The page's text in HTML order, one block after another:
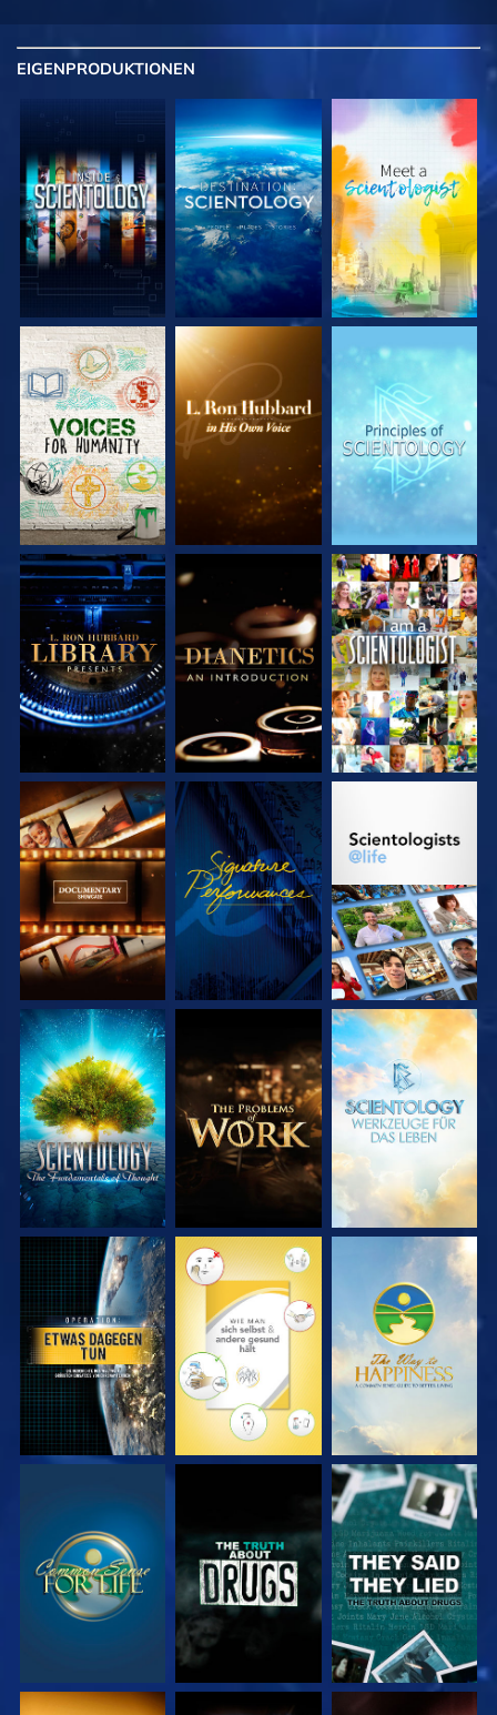
EIGENPRODUKTIONEN
SERIE
ENTDECKEN
SERIE
ENTDECKEN
SERIE
ENTDECKEN
SERIE
ENTDECKEN
ENTDECKEN
ANSEHEN
SERIE
ENTDECKEN
ANSEHEN
SERIE
SERIE
ENTDECKEN
SERIE
ENTDECKEN
SERIE
ENTDECKEN
ANSEHEN ANSEHEN ANSEHEN
ANSEHEN ANSEHEN ANSEHEN